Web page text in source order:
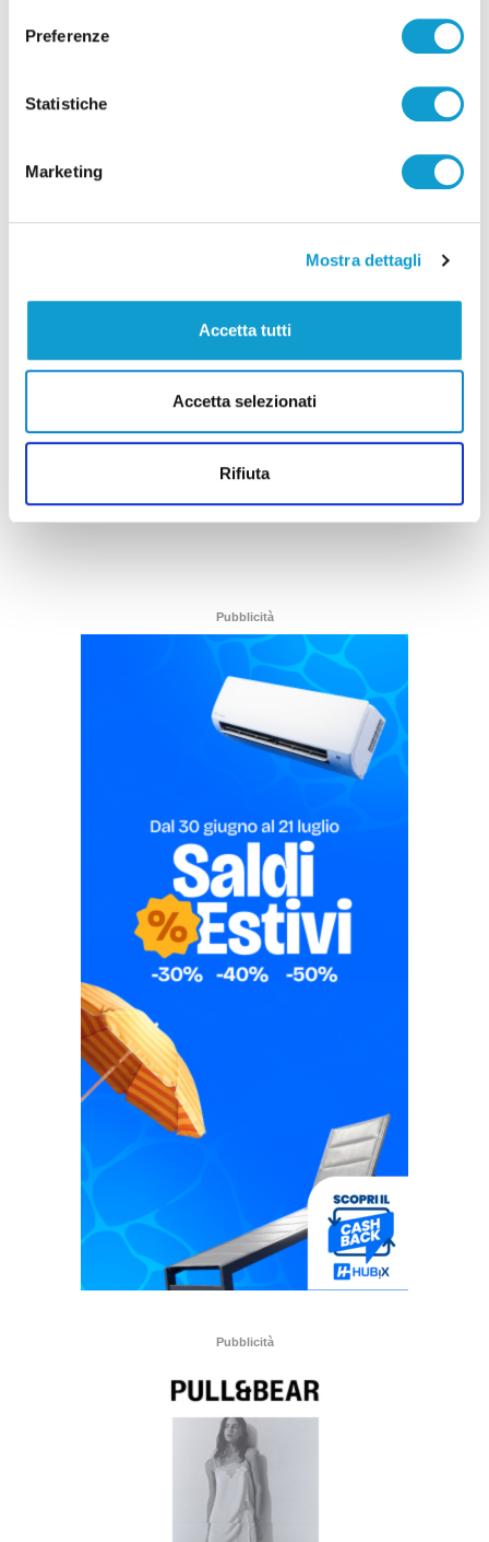
Preferenze
Statistiche
Marketing
Mostra dettagli
Accetta tutti
Accetta selezionati
Rifiuta
Ritrovati in Nepal i corpi di 5 alpinisti morti,
c’è anche il teramano Di Marcello
di Rossella Luciani
Pubblicità
Pubblicità